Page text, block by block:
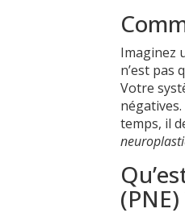
Imaginez
n’est pas
Votre
temps, il
(PNE)